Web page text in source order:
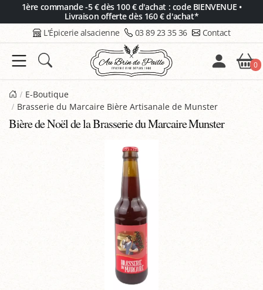
1ère commande -5 € dès 100 € d'achat : code BIENVENUE •
Livraison offerte dès 160 € d'achat*
L'Épicerie alsacienne 03 89 23 35 36 Contact
0
E-Boutique
Brasserie du Marcaire Bière Artisanale de Munster
Bière de Noël de la Brasserie du Marcaire Munster
Panneau de gestion des cookies